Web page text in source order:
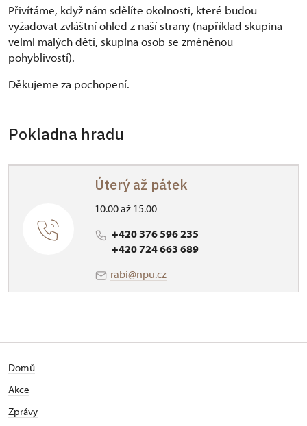
Přivítáme, když nám sdělíte okolnosti, které budou
vyžadovat zvláštní ohled z naší strany (například skupina
velmi malých dětí, skupina osob se změněnou
pohyblivostí).
Děkujeme za pochopení.
Pokladna hradu
Úterý až pátek
10.00 až 15.00
+420 376 596 235
+420 724 663 689
rabi@npu.cz
Domů
Akce
Zprávy